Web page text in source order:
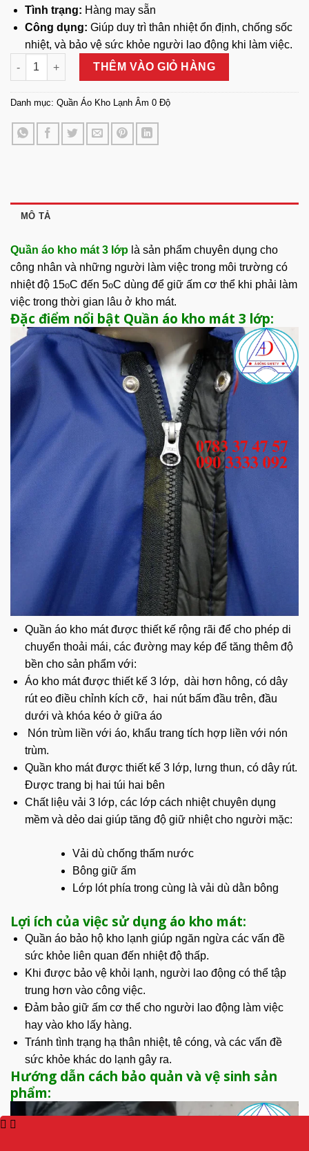
Tình trạng: Hàng may sẵn
Công dụng: Giúp duy trì thân nhiệt ổn định, chống sốc
nhiệt, và bảo vệ sức khỏe người lao động khi làm việc.
Quần Áo Kho Mát 3 Lớp số lượng
THÊM VÀO GIỎ HÀNG
Danh mục: Quần Áo Kho Lạnh Âm 0 Độ
MÔ TẢ
Quần áo kho mát 3 lớp là sản phẩm chuyên dụng cho
công nhân và những người làm việc trong môi trường có
nhiệt độ 15oC đến 5oC dùng để giữ ấm cơ thể khi phải làm
việc trong thời gian lâu ở kho mát.
Đặc điểm nổi bật Quần áo kho mát 3 lớp:
Quần áo kho mát được thiết kế rộng rãi để cho phép di
chuyển thoải mái, các đường may kép để tăng thêm độ
bền cho sản phẩm với:
Áo kho mát được thiết kế 3 lớp, dài hơn hông, có dây
rút eo điều chỉnh kích cỡ, hai nút bấm đầu trên, đầu
dưới và khóa kéo ở giữa áo
Nón trùm liền với áo, khẩu trang tích hợp liền với nón
trùm.
Quần kho mát được thiết kế 3 lớp, lưng thun, có dây rút.
Được trang bị hai túi hai bên
Chất liệu vải 3 lớp, các lớp cách nhiệt chuyên dụng
mềm và dẻo dai giúp tăng độ giữ nhiệt cho người mặc:
Vải dù chống thấm nước
Bông giữ ấm
Lớp lót phía trong cùng là vải dù dằn bông
Lợi ích của việc sử dụng áo kho mát:
Quần áo bảo hộ kho lạnh giúp ngăn ngừa các vấn đề
sức khỏe liên quan đến nhiệt độthấp.
Khi được bảo vệ khỏi lạnh, người lao động có thể tập
trung hơn vào công việc.
Đảm bảo giữ ấm cơ thể cho người lao động làm việc
hay vào kho lấy hàng.
Tránh tình trạng hạ thân nhiệt, tê cóng, và các vấn đề
sức khỏe khác do lạnh gây ra.
Hướng dẫn cách bảo quản và vệ sinh sản
phẩm: